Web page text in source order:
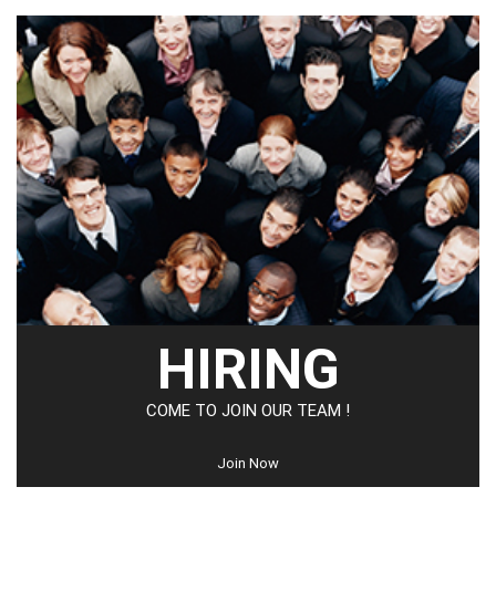
HIRING
COME TO JOIN OUR TEAM !
Join Now